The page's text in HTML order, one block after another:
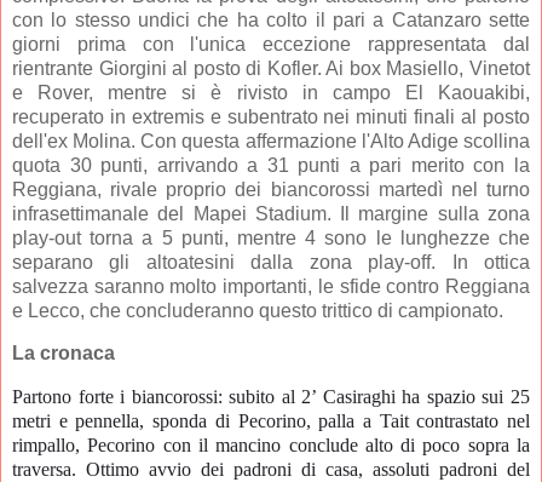
con lo stesso undici che ha colto il pari a Catanzaro sette
giorni prima con l'unica eccezione rappresentata dal
rientrante Giorgini al posto di Kofler. Ai box Masiello, Vinetot
e Rover, mentre si è rivisto in campo El Kaouakibi,
recuperato in extremis e subentrato nei minuti finali al posto
dell'ex Molina. Con questa affermazione l'Alto Adige scollina
quota 30 punti, arrivando a 31 punti a pari merito con la
Reggiana, rivale proprio dei biancorossi martedì nel turno
infrasettimanale del Mapei Stadium. Il margine sulla zona
play-out torna a 5 punti, mentre 4 sono le lunghezze che
separano gli altoatesini dalla zona play-off. In ottica
salvezza saranno molto importanti, le sfide contro Reggiana
e Lecco, che concluderanno questo trittico di campionato.
La cronaca
Partono forte i biancorossi: subito al 2’ Casiraghi ha spazio sui 25
metri e pennella, sponda di Pecorino, palla a Tait contrastato nel
rimpallo,Pecorino con il mancino conclude alto di poco sopra la
traversa. Ottimo avvio dei padroni di casa, assoluti padroni del